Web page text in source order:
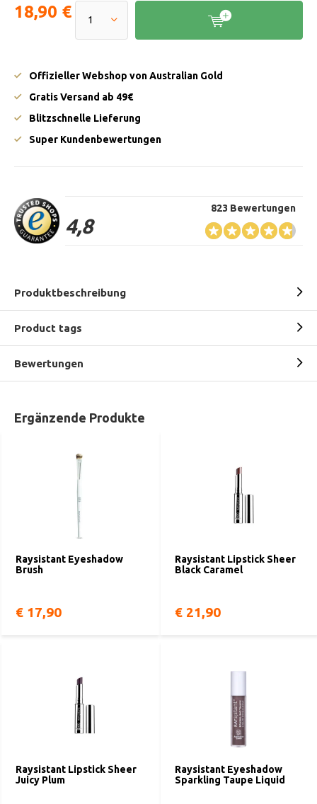
18,90 €
Offizieller Webshop von Australian Gold
Gratis Versand ab 49€
Blitzschnelle Lieferung
Super Kundenbewertungen
4,8
823 Bewertungen
Produktbeschreibung
Product tags
Bewertungen
Ergänzende Produkte
Raysistant Eyeshadow
Brush
€ 17,90
Raysistant Lipstick Sheer
Black Caramel
€ 21,90
Raysistant Lipstick Sheer
Juicy Plum
Raysistant Eyeshadow
Sparkling Taupe Liquid